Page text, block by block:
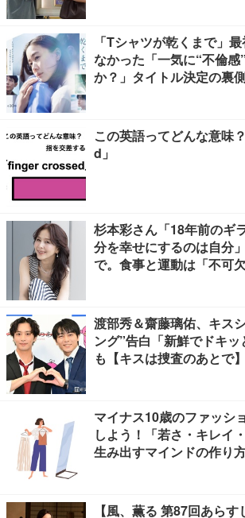
「Tシャツが乾くまで」
なかった「一気に“不倫
か？」タイトル決定の裏
この英語ってどんな意味
d」
杉本彩さん「18年前のギ
分を幸せにするのは自分
で。食事と運動は「不可欠
渡部秀＆齋藤璃佑、キス
ング”告白「新鮮でドキ
も【キスは捜査のあとで】
マイナス10歳のファッシ
しよう！「若さ・キレイ
生み出すマインドの作り
【風、薫る 第87回あら